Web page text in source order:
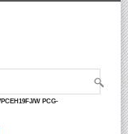
W PCG-